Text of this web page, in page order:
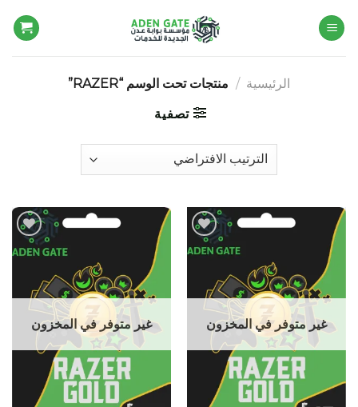
الرئيسية / منتجات تحت الوسم “RAZER”
تصفية
Add to
wishlist
غير متوفر في المخزون
Add to
wishlist
غير متوفر في المخزون